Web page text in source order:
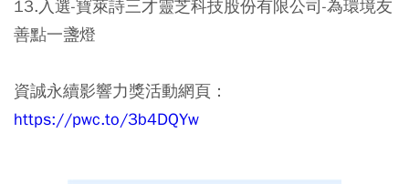
13.入選-寶萊詩三才靈芝科技股份有限公司-為環境友
善點一盞燈
資誠永續影響力獎活動網頁：
https://pwc.to/3b4DQYw